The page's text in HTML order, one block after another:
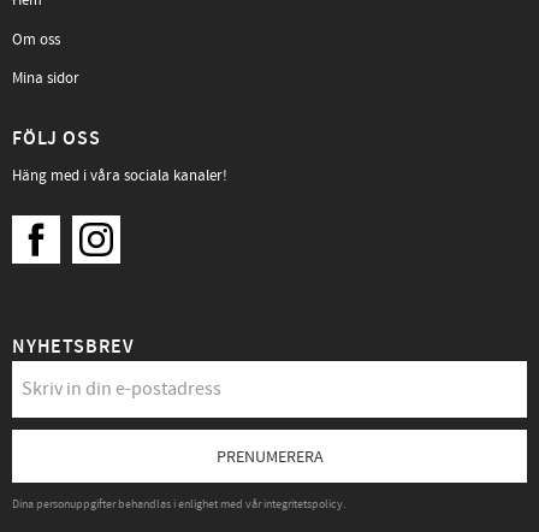
Om oss
Mina sidor
FÖLJ OSS
Häng med i våra sociala kanaler!
NYHETSBREV
PRENUMERERA
Dina personuppgifter behandlas i enlighet med vårintegritetspolicy.